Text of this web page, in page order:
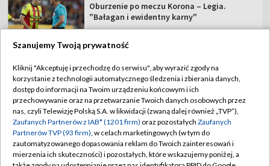
Szybki koniec walki Gamrota. Został
zdemolowany [WIDEO]
MŚ do lat 20, Oregon 2026 – dzień 4. [ZAPIS]
Oburzenie po meczu Korona – Legia.
"Bałagan i ewidentny karny"
Szanujemy Twoją prywatność
Kliknij "Akceptuję i przechodzę do serwisu", aby wyrazić zgody na
korzystanie z technologii automatycznego śledzenia i zbierania danych,
dostęp do informacji na Twoim urządzeniu końcowym i ich
przechowywanie oraz na przetwarzanie Twoich danych osobowych przez
nas, czyli Telewizję Polską S.A. w likwidacji (zwaną dalej również „TVP”),
Zaufanych Partnerów z IAB* (1201 firm) oraz pozostałych Zaufanych
Partnerów TVP (93 firm), w celach marketingowych (w tym do
zautomatyzowanego dopasowania reklam do Twoich zainteresowań i
mierzenia ich skuteczności) i pozostałych, które wskazujemy poniżej, a